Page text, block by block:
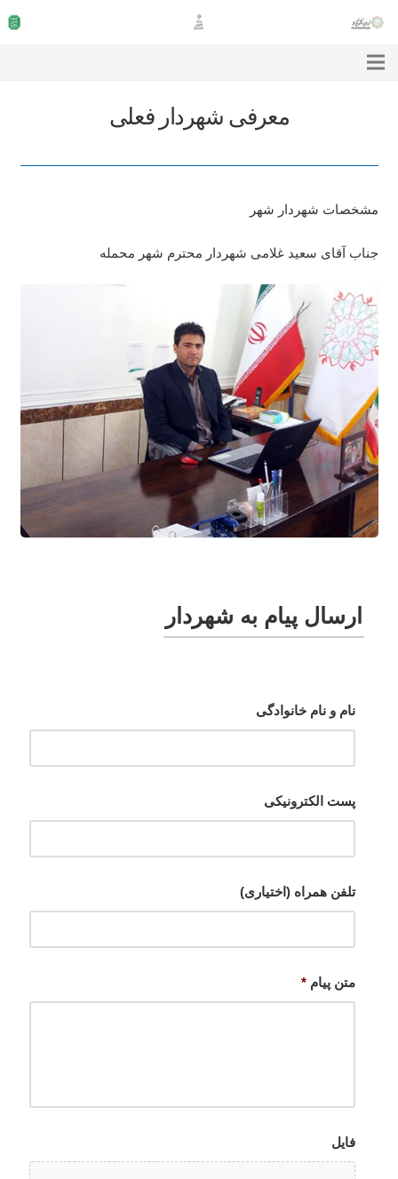
معرفی شهردار فعلی
مشخصات شهردار شهر
جناب آقای سعید غلامی شهردار محترم شهر محمله
ارسال پیام به شهردار
نام و نام خانوادگی
پست الکترونیکی
تلفن همراه (اختیاری)
متن پیام *
فایل